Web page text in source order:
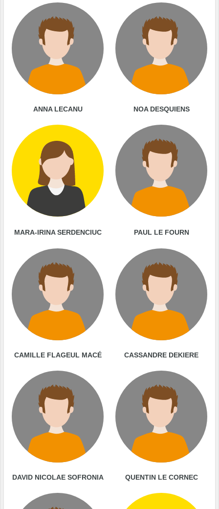
ANNA LECANU NOA DESQUIENS
MARA-IRINA SERDENCIUC PAUL LE FOURN
CAMILLE FLAGEUL MACÉ CASSANDRE DEKIERE
DAVID NICOLAE SOFRONIA QUENTIN LE CORNEC